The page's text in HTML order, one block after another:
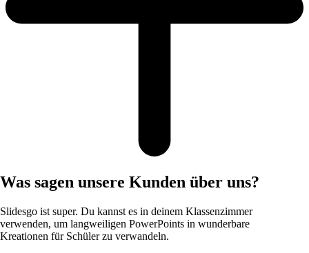
Was sagen unsere Kunden über uns?
Slidesgo ist super. Du kannst es in deinem Klassenzimmer
verwenden, um langweiligen PowerPoints in wunderbare
Kreationen für Schüler zu verwandeln.